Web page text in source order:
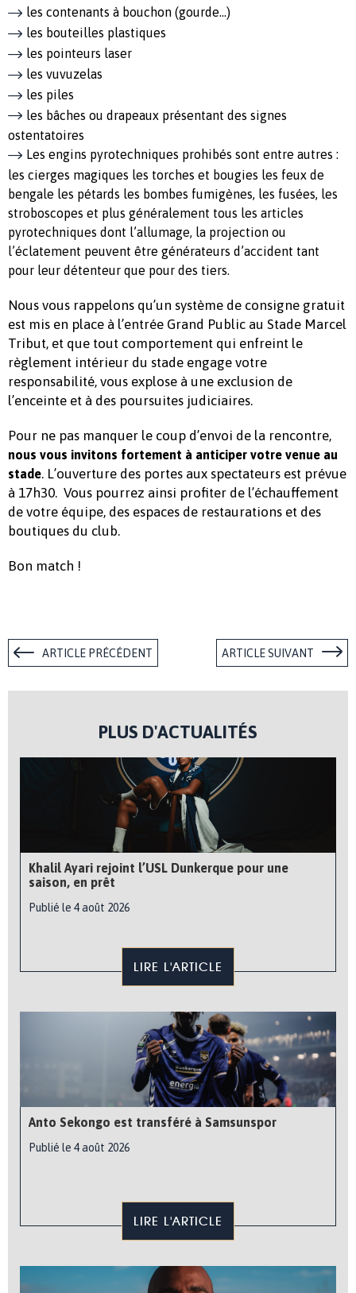
les contenants à bouchon (gourde…)
les bouteilles plastiques
les pointeurs laser
les vuvuzelas
les piles
les bâches ou drapeaux présentant des signes
ostentatoires
Les engins pyrotechniques prohibés sont entre autres :
les cierges magiques les torches et bougies les feux de
bengale les pétards les bombes fumigènes, les fusées, les
stroboscopes et plus généralement tous les articles
pyrotechniques dont l’allumage, la projection ou
l’éclatement peuvent être générateurs d’accident tant
pour leur détenteur que pour des tiers.
Nous vous rappelons qu’un système de consigne gratuit
est mis en place à l’entrée Grand Public au Stade Marcel
Tribut, et que tout comportement qui enfreint le
règlement intérieur du stade engage votre
responsabilité, vous explose à une exclusion de
l’enceinte et à des poursuites judiciaires.
Pour ne pas manquer le coup d’envoi de la rencontre,
nous vous invitons fortement à anticiper votre venue au
stade. L’ouverture des portes aux spectateurs est prévue
à 17h30. Vous pourrez ainsi profiter de l’échauffement
de votre équipe, des espaces de restaurations et des
boutiques du club.
Bon match !
ARTICLE PRÉCÉDENT ARTICLE SUIVANT
PLUS D'ACTUALITÉS
Khalil Ayari rejoint l’USL Dunkerque pour une
saison, en prêt
Publié le 4 août 2026
LIRE L'ARTICLE
Anto Sekongo est transféré à Samsunspor
Publié le 4 août 2026
LIRE L'ARTICLE